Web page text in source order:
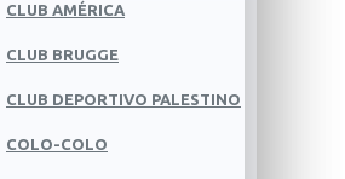
CLUB AMÉRICA
CLUB BRUGGE
CLUB DEPORTIVO PALESTINO
COLO-COLO